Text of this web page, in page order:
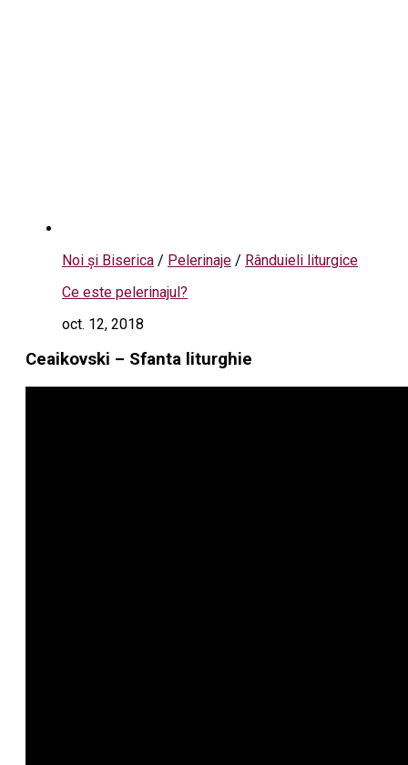
Noi și Biserica / Pelerinaje / Rânduieli liturgice
Ce este pelerinajul?
oct. 12, 2018
Ceaikovski – Sfanta liturghie